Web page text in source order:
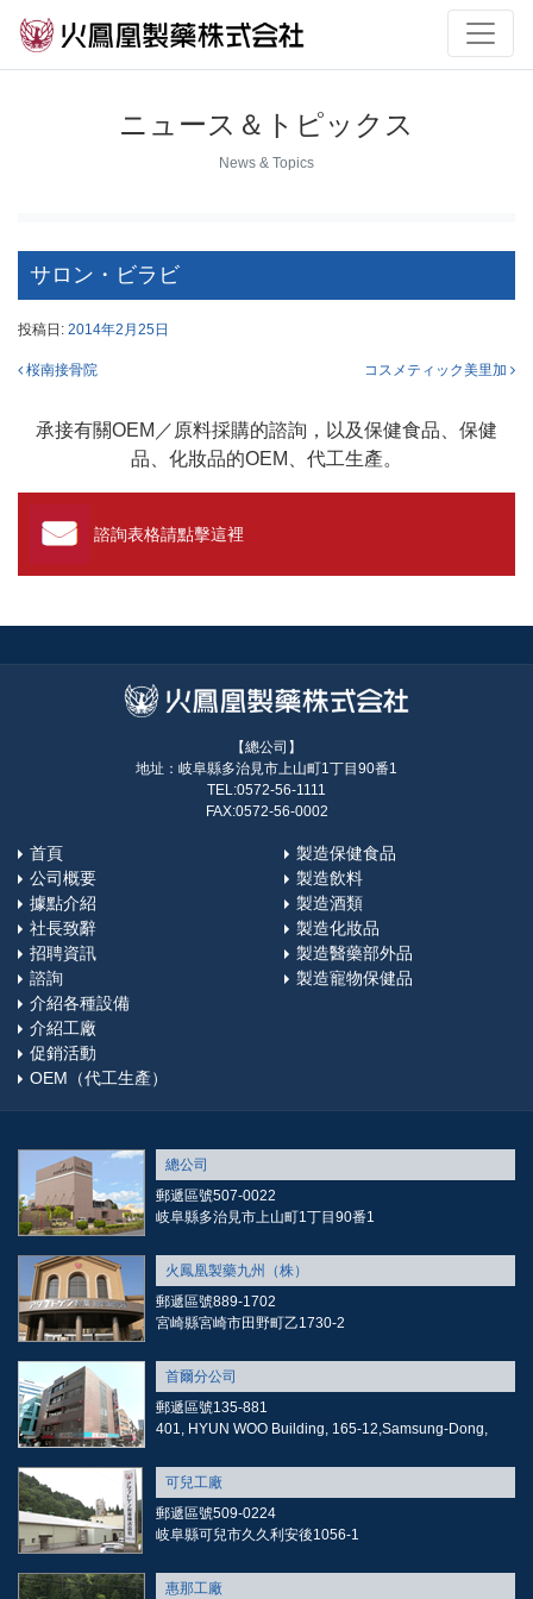
ニュース＆トピックス
News & Topics
サロン・ビラビ
投稿日: 2014年2月25日
投稿ナビゲーション
桜南接骨院 コスメティック美里加
承接有關OEM／原料採購的諮詢，以及保健食品、保健
品、化妝品的OEM、代工生產。
諮詢表格請點擊這裡
【總公司】
地址：岐阜縣多治見市上山町1丁目90番1
TEL:0572-56-1111
FAX:0572-56-0002
首頁
公司概要
據點介紹
社長致辭
招聘資訊
諮詢
製造保健食品
製造飲料
製造酒類
製造化妝品
製造醫藥部外品
製造寵物保健品
介紹各種設備
介紹工廠
促銷活動
OEM（代工生產）
總公司
郵遞區號507-0022
岐阜縣多治見市上山町1丁目90番1
火鳳凰製藥九州（株）
郵遞區號889-1702
宮崎縣宮崎市田野町乙1730-2
首爾分公司
郵遞區號135-881
401, HYUN WOO Building, 165-12,Samsung-Dong,
可兒工廠
郵遞區號509-0224
岐阜縣可兒市久久利安後1056-1
惠那工廠